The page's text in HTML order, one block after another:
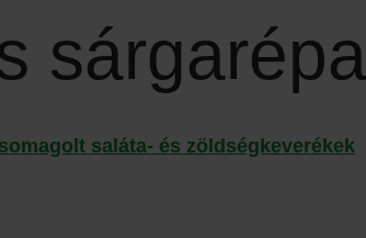
saláta- és zöldségkeverékek